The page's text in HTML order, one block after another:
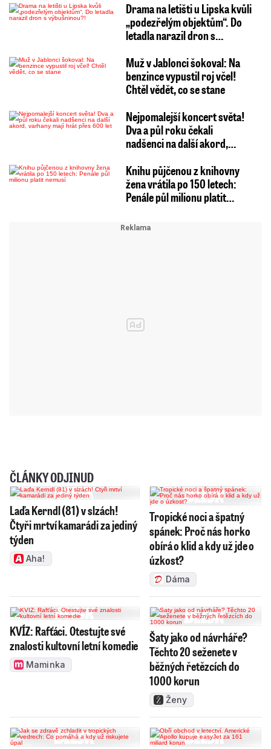
Drama na letišti u Lipska kvůli
„podezřelým objektům“. Do
letadla narazil dron s…
Muž v Jablonci šokoval: Na
benzince vypustil roj včel!
Chtěl vědět, co se stane
Nejpomalejší koncert světa!
Dva a půl roku čekali
nadšenci na další akord,…
Knihu půjčenou z knihovny
žena vrátila po 150 letech:
Penále půl milionu platit…
ČLÁNKY ODJINUD
Laďa Kerndl (81) v slzách!
Čtyři mrtví kamarádi za jediný
týden
Aha!
Tropické noci a špatný
spánek: Proč nás horko
obírá o klid a kdy už jde o
úzkost?
Dáma
KVÍZ: Rafťáci. Otestujte své
znalosti kultovní letní komedie
Maminka
Šaty jako od návrháře?
Těchto 20 seženete v
běžných řetězcích do
1000 korun
Ženy